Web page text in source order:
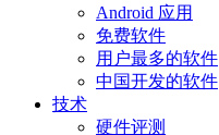
Android 应用
免费软件
用户最多的软件
中国开发的软件
技术
硬件评测